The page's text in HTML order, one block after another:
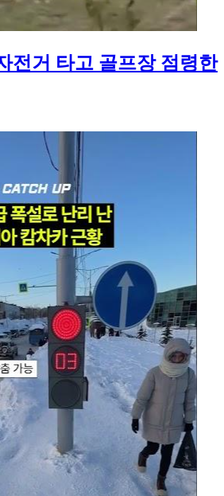
전거 타고 골프장 점령한